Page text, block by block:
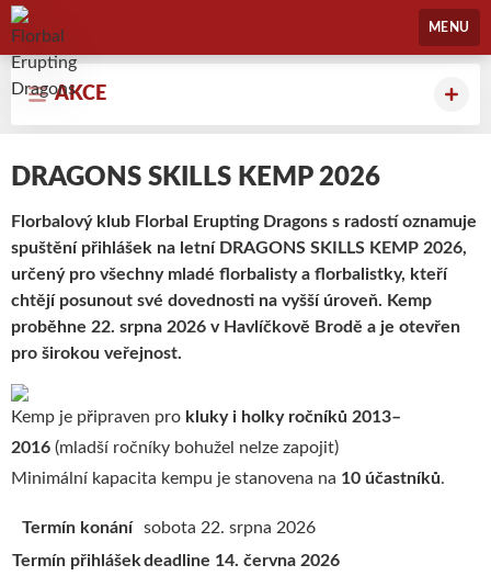
Florbal Erupting Dragons
MENU
AKCE
DRAGONS SKILLS KEMP 2026
Florbalový klub Florbal Erupting Dragons s radostí oznamuje
spuštění přihlášek na letní DRAGONS SKILLS KEMP 2026,
určený pro všechny mladé florbalisty a florbalistky, kteří
chtějí posunout své dovednosti na vyšší úroveň. Kemp
proběhne 22. srpna 2026 v Havlíčkově Brodě a je otevřen
pro širokou veřejnost.
Kemp je připraven pro kluky i holky ročníků 2013–
2016 (mladší ročníky bohužel nelze zapojit)
Minimální kapacita kempu je stanovena na 10 účastníků.
Termín konání
sobota 22. srpna 2026
Termín přihlášekdeadline 14. června 2026